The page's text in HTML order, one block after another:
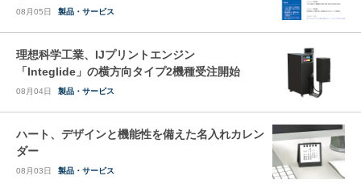
08月05日 製品・サービス
理想科学工業、IJプリントエンジン
「Integlide」の横方向タイプ2機種受注開始
08月04日 製品・サービス
ハート、デザインと機能性を備えた名入れカレン
ダー
08月03日 製品・サービス